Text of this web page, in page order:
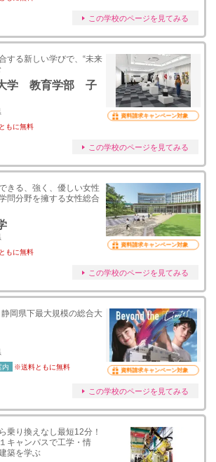
この学校のページを見てみる
する新しい学びで、“未来
学 教育学部 子
もに無料
資料請求キャンペーン対象
この学校のページを見てみる
きる、強く、優しい女性
問分野を擁する女性総合
もに無料
資料請求キャンペーン対象
この学校のページを見てみる
岡県下最大規模の総合大
内 ※送料ともに無料 資料請求キャンペーン対象
この学校のページを見てみる
乗り換えなし最短12分！
キャンパスで工学・情
築を学ぶ